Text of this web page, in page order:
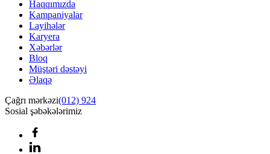
Haqqımızda
Kampaniyalar
Layihələr
Karyera
Xəbərlər
Bloq
Müştəri dəstəyi
Əlaqə
Çağrı mərkəzi(012) 924
Sosial şəbəkələrimiz